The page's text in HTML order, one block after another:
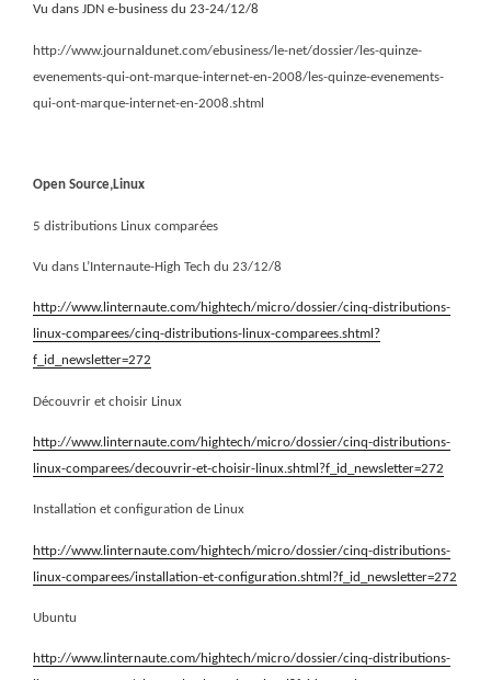
Vu dans JDN e-business du 23-24/12/8
http://www.journaldunet.com/ebusiness/le-net/dossier/les-quinze-
evenements-qui-ont-marque-internet-en-2008/les-quinze-evenements-
qui-ont-marque-internet-en-2008.shtml
Open Source,Linux
5 distributions Linux comparées
Vu dans L’Internaute-High Tech du 23/12/8
http://www.linternaute.com/hightech/micro/dossier/cinq-distributions-
linux-comparees/cinq-distributions-linux-comparees.shtml?
f_id_newsletter=272
Découvrir et choisir Linux
http://www.linternaute.com/hightech/micro/dossier/cinq-distributions-
linux-comparees/decouvrir-et-choisir-linux.shtml?f_id_newsletter=272
Installation et configuration de Linux
http://www.linternaute.com/hightech/micro/dossier/cinq-distributions-
linux-comparees/installation-et-configuration.shtml?f_id_newsletter=272
Ubuntu
http://www.linternaute.com/hightech/micro/dossier/cinq-distributions-